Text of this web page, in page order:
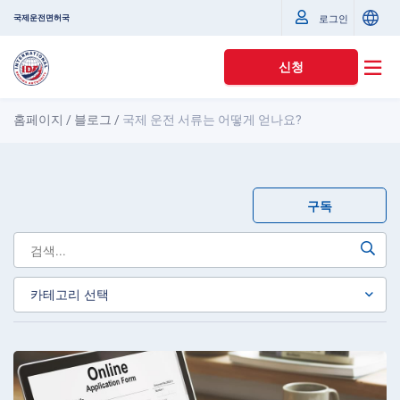
국제운전면허국 로그인
신청
홈페이지 / 블로그 / 국제 운전 서류는 어떻게 얻나요?
구독